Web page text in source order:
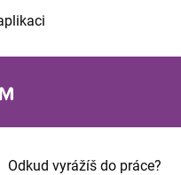
Odkud vyrážíš do práce?